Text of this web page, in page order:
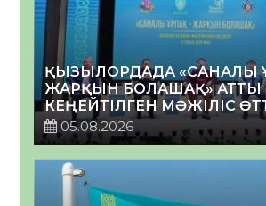
ҚЫЗЫЛОРДАДА «САНАЛЫ
ЖАРҚЫН БОЛАШАҚ» АТТЫ
КЕҢЕЙТІЛГЕН МӘЖІЛІС
05.08.2026